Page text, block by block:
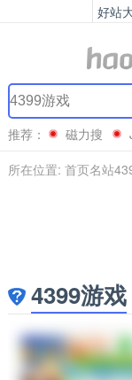
好站
推荐： 磁力搜
所在位置: 首页名站
4399游戏